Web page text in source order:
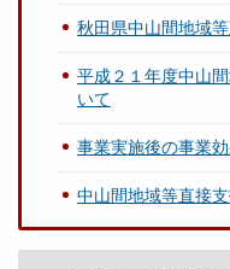
秋田県中山間地域
平成２１年度中山
いて
事業実施後の事業
中山間地域等直接